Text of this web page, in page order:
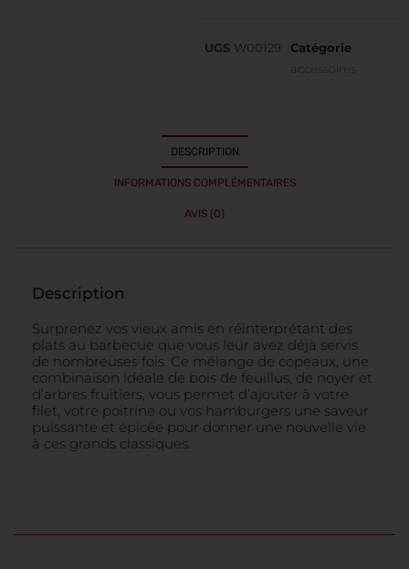
UGS W00129
Catégorie
DESCRIPTION
INFORMATIONS COMPLÉMENTAIRES
AVIS (0)
Description
Surprenez vos vieux amis en réinterprétant des
plats au barbecue que vous leur avez déjà servis
de nombreuses fois. Ce mélange de copeaux, une
combinaison idéale de bois de feuillus, de noyer et
d’arbres fruitiers, vous permet d’ajouter à votre
filet, votre poitrine ou vos hamburgers une saveur
puissante et épicée pour donner une nouvelle vie
à ces grands classiques.